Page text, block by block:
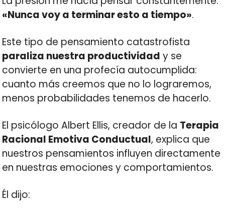
«Nunca voy a terminar esto a tiempo».
Este tipo de pensamiento catastrofista
paraliza nuestra productividad y se
convierte en una profecía autocumplida:
cuanto más creemos que no lo lograremos,
menos probabilidades tenemos de hacerlo.
El psicólogo Albert Ellis, creador de la Terapia
Racional Emotiva Conductual, explica que
nuestros pensamientos influyen directamente
en nuestras emociones y comportamientos.
Él dijo: